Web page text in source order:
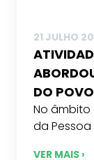
21 JULHO
DO
No
da Pessoa
VER MAIS ›